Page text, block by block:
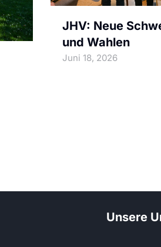
JHV: Neue
und Wahlen
Juni 18, 2026
Unsere